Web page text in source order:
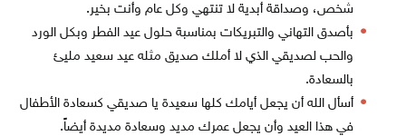
شخص، وصداقة أبدية لا تنتهي وكل عام وأنت بخير.
بأصدق التهاني والتبريكات بمناسبة حلول عيد الفطر وبكل الورد
والحب لصديقي الذي لا أملك صديق مثله عيد سعيد مليئ
بالسعادة.
أسأل الله أن يجعل أيامك كلها سعيدة يا صديقي كسعادة الأطفال
في هذا العيد وأن يجعل عمرك مديد وسعادة مديدة أيضاً.